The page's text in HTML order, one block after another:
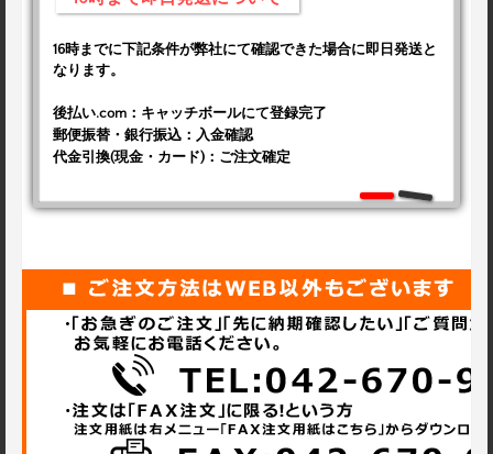
16時までに下記条件が弊社にて確認できた場合に即日発送と
なります。
後払い.com：キャッチボールにて登録完了
郵便振替・銀行振込：入金確認
代金引換(現金・カード)：ご注文確定